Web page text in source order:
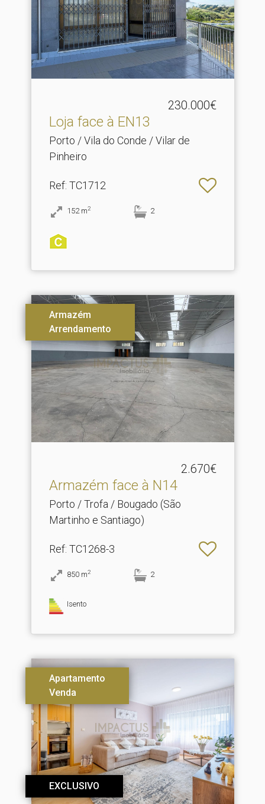
230.000€
Loja face à EN13
Porto / Vila do Conde / Vilar de
Pinheiro
Ref: TC1712
152 m2 2
Armazém
Arrendamento
2.670€
Armazém face à N14
Porto / Trofa / Bougado (São
Martinho e Santiago)
Ref: TC1268-3
850 m2 2
Isento
Apartamento
Venda
EXCLUSIVO